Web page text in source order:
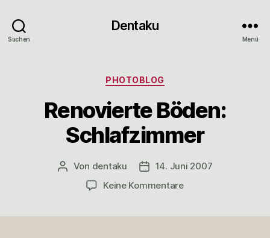
Suchen
Dentaku
Menü
Kategorien
PHOTOBLOG
Renovierte Böden:
Schlafzimmer
Beitragsautor
Von dentaku Veröffentlichungsdatum
14. Juni 2007
Keine Kommentarezu